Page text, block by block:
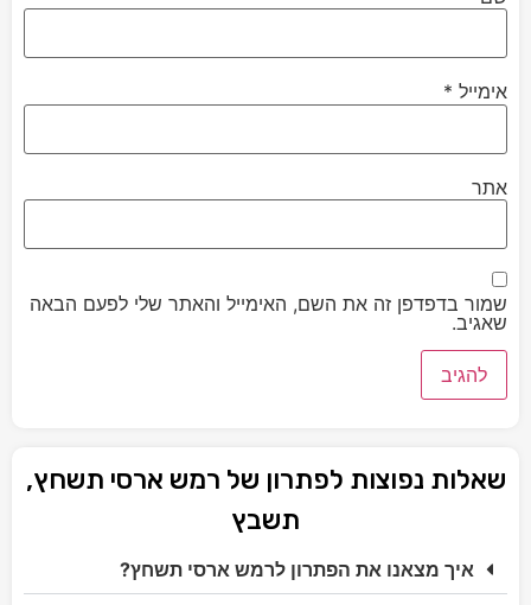
אימייל *
אתר
שמור בדפדפן זה את השם, האימייל והאתר שלי לפעם הבאה
שאגיב.
שאלות נפוצות לפתרון של רמש ארסי תשחץ,
תשבץ
איך מצאנו את הפתרון לרמש ארסי תשחץ?